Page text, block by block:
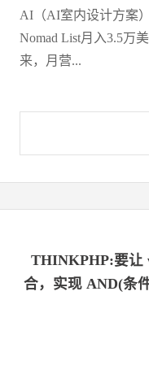
AI（AI室内设计方案
Nomad List月入3.5万
来，月营...
THINKPHP:要让
合，实现 AND(条